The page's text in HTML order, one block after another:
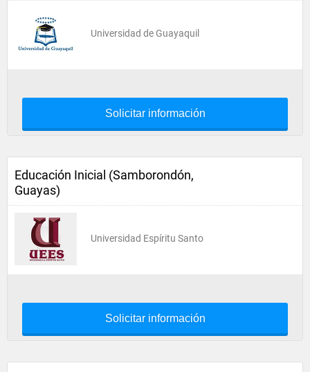
Universidad de Guayaquil
Solicitar información
Educación Inicial (Samborondón,
Guayas)
Universidad Espíritu Santo
Solicitar información